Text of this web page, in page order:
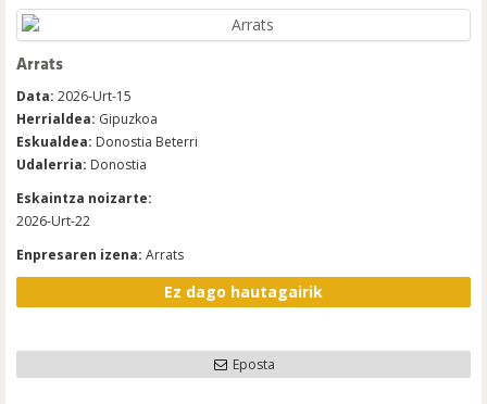
Arrats
Data: 2026-Urt-15
Herrialdea: Gipuzkoa
Eskualdea: Donostia Beterri
Udalerria: Donostia
Eskaintza noizarte:
2026-Urt-22
Enpresaren izena: Arrats
Ez dago hautagairik
Eposta